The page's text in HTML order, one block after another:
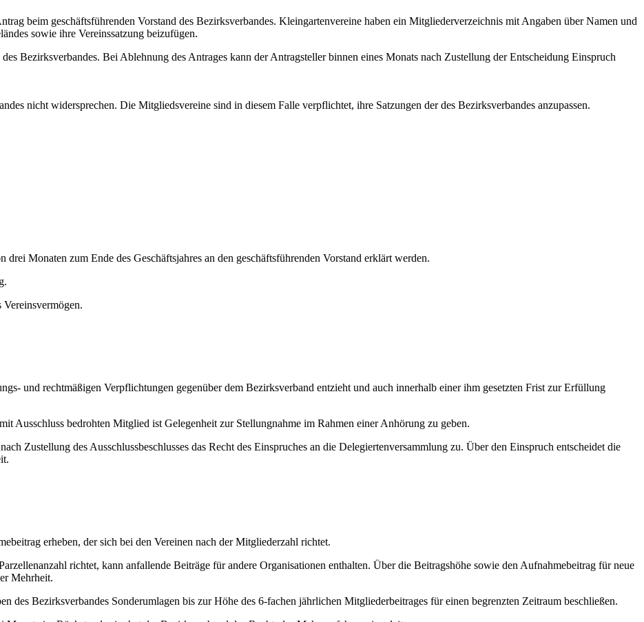
beim geschäftsführenden Vorstand des Bezirksverbandes. Kleingartenvereine haben ein Mitgliederverzeichnis mit Angaben über Namen und
sowie ihre Vereinssatzung beizufügen.
Bezirksverbandes. Bei Ablehnung des Antrages kann der Antragsteller binnen eines Monats nach Zustellung der Entscheidung Einspruch
nicht widersprechen. Die Mitgliedsvereine sind in diesem Falle verpflichtet, ihre Satzungen der des Bezirksverbandes anzupassen.
Monaten zum Ende des Geschäftsjahres an den geschäftsführenden Vorstand erklärt werden.
und rechtmäßigen Verpflichtungen gegenüber dem Bezirksverband entzieht und auch innerhalb einer ihm gesetzten Frist zur Erfüllung
Ausschluss bedrohten Mitglied ist Gelegenheit zur Stellungnahme im Rahmen einer Anhörung zu geben.
Zustellung des Ausschlussbeschlusses das Recht des Einspruches an die Delegiertenversammlung zu. Über den Einspruch entscheidet die
erheben, der sich bei den Vereinen nach der Mitgliederzahl richtet.
richtet, kann anfallende Beiträge für andere Organisationen enthalten. Über die Beitragshöhe sowie den Aufnahmebeitrag für neue
Mehrheit.
des Bezirksverbandes Sonderumlagen bis zur Höhe des 6-fachen jährlichen Mitgliederbeitrages für einen begrenzten Zeitraum beschließen.